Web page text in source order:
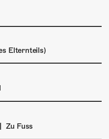
Elternteils)
Zu Fuss